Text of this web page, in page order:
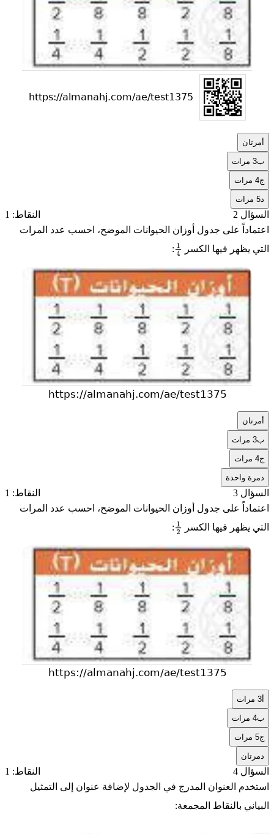
مرتان
ب3 مرات
ج4 مرات
5 مرات
السؤال 2
النقاط: 1
اعتماداً على جدول أوزان الحيوانات الموضح، احسب عدد المرات
التي يظهر فيها الكسر 1
4
:
مرتان
ب3 مرات
ج4 مرات
مرة واحدة
السؤال 3
النقاط: 1
اعتماداً على جدول أوزان الحيوانات الموضح، احسب عدد المرات
التي يظهر فيها الكسر 1
2
:
3 مرات
ب4 مرات
ج5 مرات
مرتان
السؤال 4
النقاط: 1
استخدم العنوان المدرج في الجدول لإضافة عنوان إلى التمثيل
البياني بالنقاط المجمعة: